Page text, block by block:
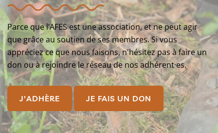
Parce que l’AFES est une association, et ne peut agir
que grâce au soutien de ses membres. Si vous
appréciez ce que nous faisons, n'hésitez pas à faire un
don ou à rejoindre le réseau de nos adhérent·es.
J'ADHÈRE JE FAIS UN DON